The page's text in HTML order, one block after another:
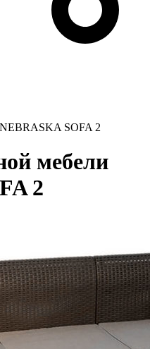
SOFA 2
мебели
2